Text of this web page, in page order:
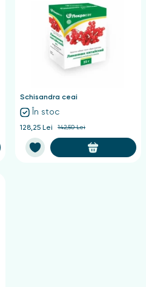
Schisandra ceai
În stoc
128,25 Lei 142,50 Lei